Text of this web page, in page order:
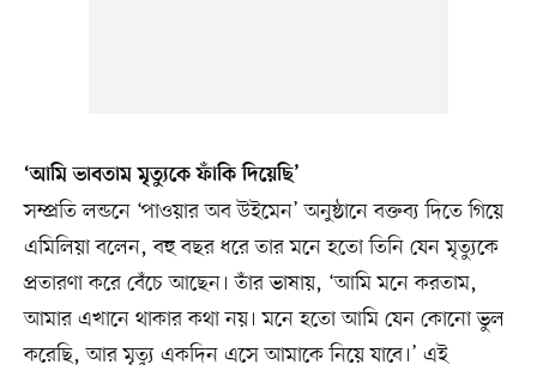
‘আমি ভাবতাম মৃত্যুকে ফাঁকি দিয়েছি’
সম্প্রতি লন্ডনে ‘পাওয়ার অব উইমেন’ অনুষ্ঠানে বক্তব্য দিতে গিয়ে
এমিলিয়া বলেন, বহু বছর ধরে তার মনে হতো তিনি যেন মৃত্যুকে
প্রতারণা করে বেঁচে আছেন। তাঁর ভাষায়, ‘আমি মনে করতাম,
আমার এখানে থাকার কথা নয়। মনে হতো আমি যেন কোনো ভুল
করেছি, আর মৃত্যু একদিন এসে আমাকে নিয়ে যাবে।’ এই